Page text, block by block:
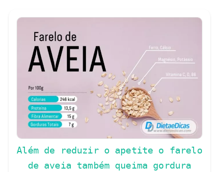
Além de reduzir o apetite o farelo
de aveia também queima gordura